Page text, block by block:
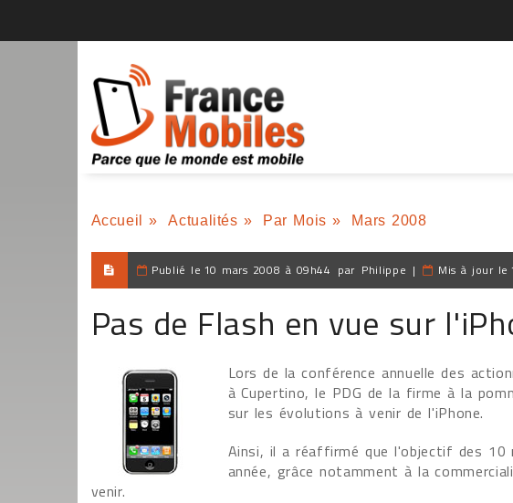
Accueil » Actualités » Par Mois » Mars 2008
Publié le 10 mars 2008 à 09h44 par Philippe | Mis à jour le
Pas de Flash en vue sur
Lors de la conférence annuelle des
à Cupertino, le PDG de la firme à la
sur les évolutions à venir de l'iPhone.
Ainsi, il a réaffirmé que l'objectif des
année, grâce notamment à la
venir.